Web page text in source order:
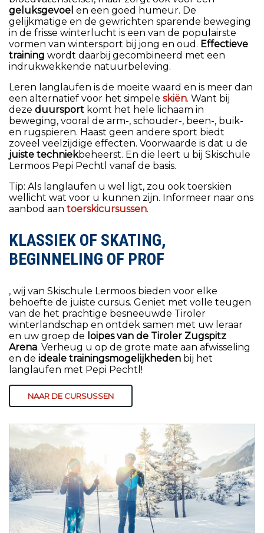
mail@skischule-lermoos.tirol
+43 5673 2840
meer informatie
geluksgevoel en een goed humeur. De
gelijkmatige en de gewrichten sparende beweging
in de frisse winterlucht is een van de populairste
vormen van wintersport bij jong en oud. Effectieve
training wordt daarbij gecombineerd met een
indrukwekkende natuurbeleving.
Leren langlaufen is de moeite waard en is meer dan
een alternatief voor het simpele skiën. Want bij
deze duursport komt het hele lichaam in
beweging, vooral de arm-, schouder-, been-, buik-
en rugspieren. Haast geen andere sport biedt
zoveel veelzijdige effecten. Voorwaarde is dat u de
juiste techniekbeheerst. En die leert u bij Skischule
Lermoos Pepi Pechtl vanaf de basis.
Tip: Als langlaufen u wel ligt, zou ook toerskiën
wellicht wat voor u kunnen zijn. Informeer naar ons
aanbod aan toerskicursussen.
KLASSIEK OF SKATING,
BEGINNELING OF PROF
, wij van Skischule Lermoos bieden voor elke
behoefte de juiste cursus. Geniet met volle teugen
van de het prachtige besneeuwde Tiroler
winterlandschap en ontdek samen met uw leraar
en uw groep de loipes van de Tiroler Zugspitz
Arena. Verheug u op de grote mate aan afwisseling
en de ideale trainingsmogelijkheden bij het
langlaufen met Pepi Pechtl!
NAAR DE CURSUSSEN